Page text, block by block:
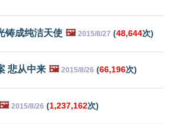
铸成纯洁天使 🖼️ 2015/8/27 (48,644次)
悲从中来 🖼️ 2015/8/26 (66,196次)
2015/8/26 (1,237,162次)